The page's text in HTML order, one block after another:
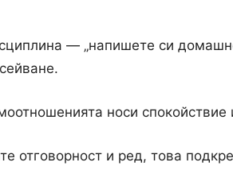
— „напишете си
носи спокойствие
отговорност и ред, това